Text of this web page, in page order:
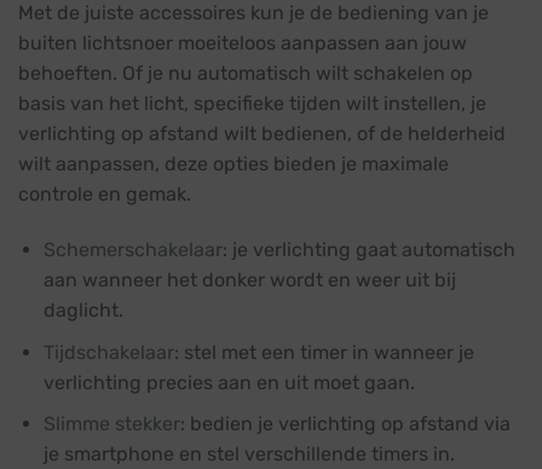
Met de juiste accessoires kun je de bediening van je
buiten lichtsnoer moeiteloos aanpassen aan jouw
behoeften. Of je nu automatisch wilt schakelen op
basis van het licht, specifieke tijden wilt instellen, je
verlichting op afstand wilt bedienen, of de helderheid
wilt aanpassen, deze opties bieden je maximale
controle en gemak.
Schemerschakelaar: je verlichting gaat automatisch
aan wanneer het donker wordt en weer uit bij
daglicht.
Tijdschakelaar: stel met een timer in wanneer je
verlichting precies aan en uit moet gaan.
Slimme stekker: bedien je verlichting op afstand via
je smartphone en stel verschillende timers in.